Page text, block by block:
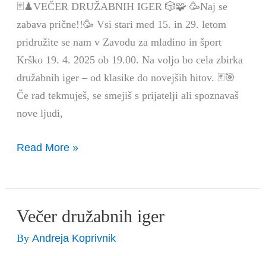
🃏♟VEČER DRUŽABNIH IGER 🎲🧩 🥳Naj se
zabava prične!!🥳 Vsi stari med 15. in 29. letom
pridružite se nam v Zavodu za mladino in šport
Krško 19. 4. 2025 ob 19.00. Na voljo bo cela zbirka
družabnih iger – od klasike do novejših hitov. 🃏🎯
Če rad tekmuješ, se smejiš s prijatelji ali spoznavaš
nove ljudi,
Read More »
Večer družabnih iger
ByAndreja Koprivnik
Večer
družabnih